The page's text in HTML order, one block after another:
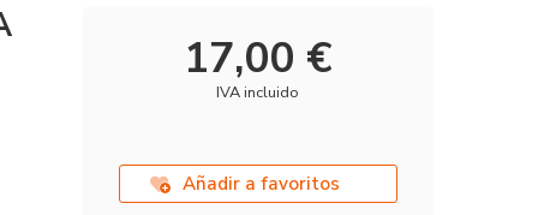
17,00 €
IVA incluido
Añadir a favoritos